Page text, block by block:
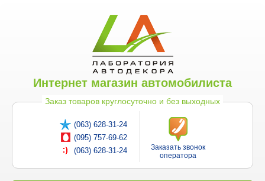
Интернет магазин автомобилиста
Заказ товаров круглосуточно и без выходных
(063) 628-31-24
(095) 757-69-62
(063) 628-31-24
Заказать звонок
оператора